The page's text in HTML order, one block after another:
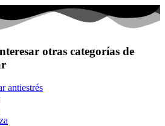
otras categorías de
antiestrés